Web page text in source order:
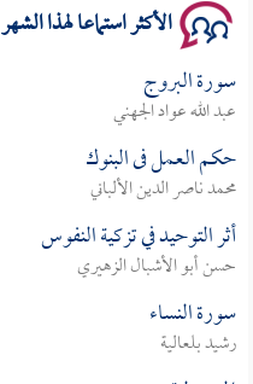
الأكثر استماعا لهذا الشهر
سورة البروج
عبد الله عواد الجهني
حكم العمل فى البنوك
محمد ناصر الدين الألباني
أثر التوحيد في تزكية النفوس
حسن أبو الأشبال الزهيري
سورة النساء
رشيد بلعالية